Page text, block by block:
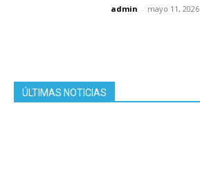
admin - mayo 11, 2026
ÚLTIMAS NOTICIAS